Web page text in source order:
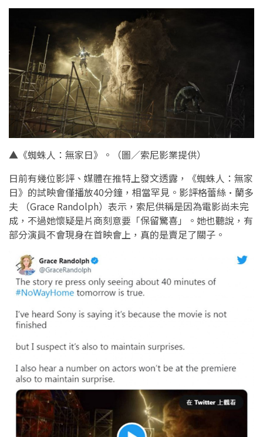
▲《蜘蛛人：無家日》。（圖／索尼影業提供）
日前有幾位影評、媒體在推特上發文透露，《蜘蛛人：無家
日》的試映會僅播放40分鐘，相當罕見。影評格蕾絲·蘭多
夫 （Grace Randolph）表示，索尼供稱是因為電影尚未完
成，不過她懷疑是片商刻意要「保留驚喜」。她也聽說，有
部分演員不會現身在首映會上，真的是賣足了關子。